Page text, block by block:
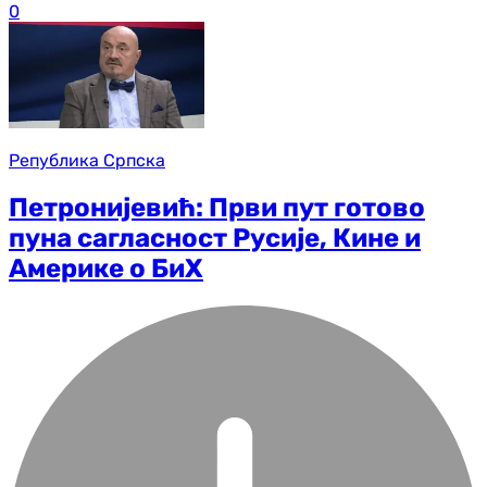
0
Република Српска
Петронијевић: Први пут готово
пуна сагласност Русије, Кине и
Америке о БиХ